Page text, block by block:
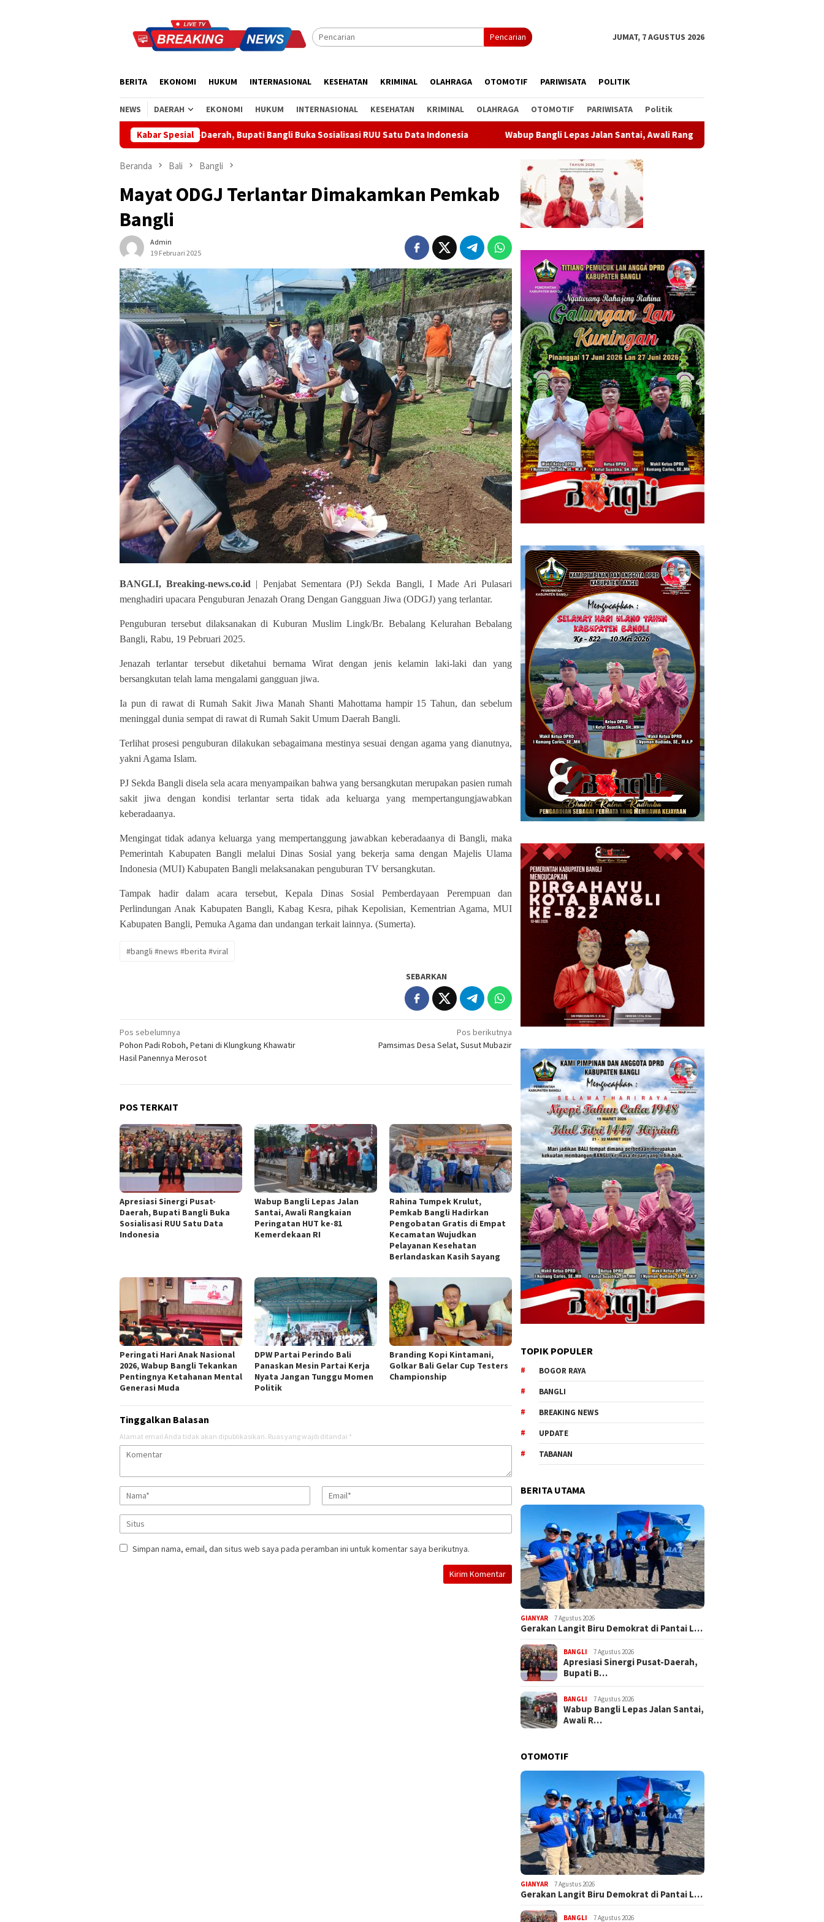
Pencarian JUMAT, 7 AGUSTUS 2026
BERITA EKONOMI HUKUM INTERNASIONAL KESEHATAN KRIMINAL OLAHRAGA OTOMOTIF PARIWISATA POLITIK
NEWS DAERAH EKONOMI HUKUM INTERNASIONAL KESEHATAN KRIMINAL OLAHRAGA OTOMOTIF PARIWISATA Politik
Kabar Spesial
Apresiasi Sinergi Pusat-Daerah, Bupati Bangli Buka Sosialisasi RUU Satu Data Indonesia Wabup Bangli Lepas Jalan Santai, Awali Rangkaian Peringatan HUT ke-81 Kemerdekaan RI
Beranda Bali Bangli
Mayat ODGJ Terlantar Dimakamkan Pemkab
Bangli
Admin
19 Februari 2025
BANGLI, Breaking-news.co.id | Penjabat Sementara (PJ) Sekda Bangli, I Made Ari Pulasari
menghadiri upacara Penguburan Jenazah Orang Dengan Gangguan Jiwa (ODGJ) yang terlantar.
Penguburan tersebut dilaksanakan di Kuburan Muslim Lingk/Br. Bebalang Kelurahan Bebalang
Bangli, Rabu, 19 Pebruari 2025.
Jenazah terlantar tersebut diketahui bernama Wirat dengan jenis kelamin laki-laki dan yang
bersangkutan telah lama mengalami gangguan jiwa.
Ia pun di rawat di Rumah Sakit Jiwa Manah Shanti Mahottama hampir 15 Tahun, dan sebelum
meninggal dunia sempat di rawat di Rumah Sakit Umum Daerah Bangli.
Terlihat prosesi penguburan dilakukan sebagaimana mestinya sesuai dengan agama yang dianutnya,
yakni Agama Islam.
PJ Sekda Bangli disela sela acara menyampaikan bahwa yang bersangkutan merupakan pasien rumah
sakit jiwa dengan kondisi terlantar serta tidak ada keluarga yang mempertangungjawabkan
keberadaanya.
Mengingat tidak adanya keluarga yang mempertanggung jawabkan keberadaanya di Bangli, maka
Pemerintah Kabupaten Bangli melalui Dinas Sosial yang bekerja sama dengan Majelis Ulama
Indonesia (MUI) Kabupaten Bangli melaksanakan penguburan TV bersangkutan.
Tampak hadir dalam acara tersebut, Kepala Dinas Sosial Pemberdayaan Perempuan dan
Perlindungan Anak Kabupaten Bangli, Kabag Kesra, pihak Kepolisian, Kementrian Agama, MUI
Kabupaten Bangli, Pemuka Agama dan undangan terkait lainnya. (Sumerta).
#bangli #news #berita #viral
SEBARKAN
Navigasi
pos
Pos sebelumnya
Pohon Padi Roboh, Petani di Klungkung Khawatir
Hasil Panennya Merosot
Pos berikutnya
Pamsimas Desa Selat, Susut Mubazir
POS TERKAIT
Apresiasi Sinergi Pusat-
Daerah, Bupati Bangli Buka
Sosialisasi RUU Satu Data
Indonesia
Wabup Bangli Lepas Jalan
Santai, Awali Rangkaian
Peringatan HUT ke-81
Kemerdekaan RI
Rahina Tumpek Krulut,
Pemkab Bangli Hadirkan
Pengobatan Gratis di Empat
Kecamatan Wujudkan
Pelayanan Kesehatan
Berlandaskan Kasih Sayang
Peringati Hari Anak Nasional
2026, Wabup Bangli Tekankan
Pentingnya Ketahanan Mental
Generasi Muda
DPW Partai Perindo Bali
Panaskan Mesin Partai Kerja
Nyata Jangan Tunggu Momen
Politik
Branding Kopi Kintamani,
Golkar Bali Gelar Cup Testers
Championship
Tinggalkan Balasan
Alamat email Anda tidak akan dipublikasikan. Ruas yang wajib ditandai *
Simpan nama, email, dan situs web saya pada peramban ini untuk komentar saya berikutnya.
TOPIK POPULER
BOGOR RAYA
BANGLI
BREAKING NEWS
UPDATE
TABANAN
BERITA UTAMA
GIANYAR 7 Agustus 2026
Gerakan Langit Biru Demokrat di Pantai L…
BANGLI 7 Agustus 2026
Apresiasi Sinergi Pusat-Daerah,
Bupati B…
BANGLI 7 Agustus 2026
Wabup Bangli Lepas Jalan Santai,
Awali R…
OTOMOTIF
GIANYAR 7 Agustus 2026
Gerakan Langit Biru Demokrat di Pantai L…
BANGLI 7 Agustus 2026